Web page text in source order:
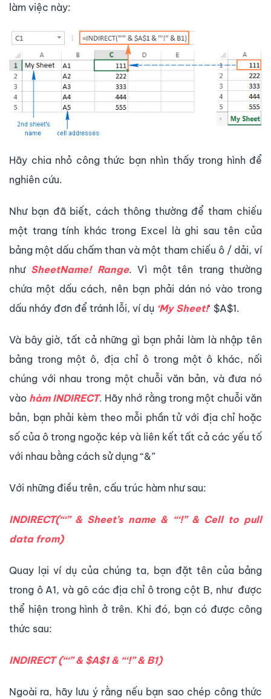
làm việc này:
Hãy chia nhỏ công thức bạn nhìn thấy trong hình để
nghiên cứu.
Như bạn đã biết, cách thông thường để tham chiếu
một trang tính khác trong Excel là ghi sau tên của
bảng một dấu chấm than và một tham chiếu ô / dải, ví
như SheetName! Range. Vì một tên trang thường
chứa một dấu cách, nên bạn phải dán nó vào trong
dấu nháy đơn để tránh lỗi, ví dụ ‘My Sheet!‘ $A$1.
Và bây giờ, tất cả những gì bạn phải làm là nhập tên
bảng trong một ô, địa chỉ ô trong một ô khác, nối
chúng với nhau trong một chuỗi văn bản, và đưa nó
vào hàm INDIRECT. Hãy nhớ rằng trong một chuỗi văn
bản, bạn phải kèm theo mỗi phần tử với địa chỉ hoặc
số của ô trong ngoặc kép và liên kết tất cả các yếu tố
với nhau bằng cách sử dụng “&”
Với những điều trên, cấu trúc hàm như sau:
INDIRECT(“‘” & Sheet’s name& “‘!” & Cell to pull
data from)
Quay lại ví dụ của chúng ta, bạn đặt tên của bảng
trong ô A1, và gõ các địa chỉ ô trong cột B, như được
thể hiện trong hình ở trên. Khi đó, bạn có được công
thức sau:
INDIRECT (“‘” & $A$1 & “‘!” & B1)
Ngoài ra, hãy lưu ý rằng nếu bạn sao chép công thức